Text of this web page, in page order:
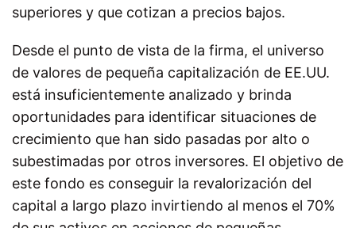
superiores y que cotizan a precios bajos.
Desde el punto de vista de la firma, el universo
de valores de pequeña capitalización de EE.UU.
está insuficientemente analizado y brinda
oportunidades para identificar situaciones de
crecimiento que han sido pasadas por alto o
subestimadas por otros inversores. El objetivo de
este fondo es conseguir la revalorización del
capital a largo plazo invirtiendo al menos el 70%